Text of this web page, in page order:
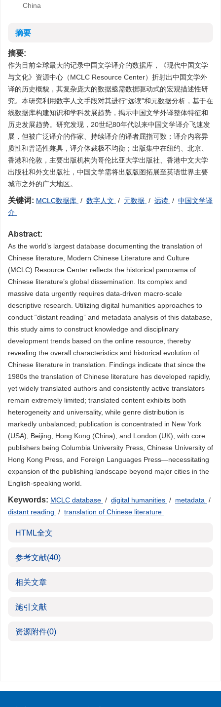
China
摘要
摘要:
作为目前全球最大的记录中国文学译介的数据库，《现代中国文学
与文化》资源中心（MCLC Resource Center）折射出中国文学外
译的历史概貌，其复杂庞大的数据亟需数据驱动式的宏观描述性研
究。本研究利用数字人文手段对其进行“远读”和元数据分析，基于在
线数据库构建知识和学科发展趋势，揭示中国文学外译整体特征和
历史发展趋势。研究发现，20世纪80年代以来中国文学译介飞速发
展，但被广泛译介的作家、持续译介的译者屈指可数；译介内容异
质性和普适性兼具，译介体裁极不均衡；出版集中在纽约、北京、
香港和伦敦，主要出版机构为哥伦比亚大学出版社、香港中文大学
出版社和外文出版社，中国文学需将出版版图拓展至英语世界主要
城市之外的广大地区。
关键词: MCLC数据库 / 数字人文 / 元数据 / 远读 / 中国文学译
介
Abstract:
As the world’s largest database documenting the translation of
Chinese literature, Modern Chinese Literature and Culture
(MCLC) Resource Center reflects the historical panorama of
Chinese literature’s global dissemination. Its complex and
massive data urgently requires data-driven macro-scale
descriptive research. Utilizing digital humanities approaches to
conduct “distant reading” and metadata analysis of this database,
this study aims to construct knowledge and disciplinary
development trends based on the online resource, thereby
revealing the overall characteristics and historical evolution of
Chinese literature in translation. Findings indicate that since the
1980s the translation of Chinese literature has developed rapidly,
yet widely translated authors and consistently active translators
remain extremely limited; translated content exhibits both
heterogeneity and universality, while genre distribution is
markedly unbalanced; publication is concentrated in New York
(USA), Beijing, Hong Kong (China), and London (UK), with core
publishers being Columbia University Press, Chinese University of
Hong Kong Press, and Foreign Languages Press—necessitating
expansion of the publishing landscape beyond major cities in the
English-speaking world.
Keywords: MCLC database / digital humanities / metadata /
distant reading / translation of Chinese literature
HTML全文
参考文献(40)
相关文章
施引文献
资源附件(0)